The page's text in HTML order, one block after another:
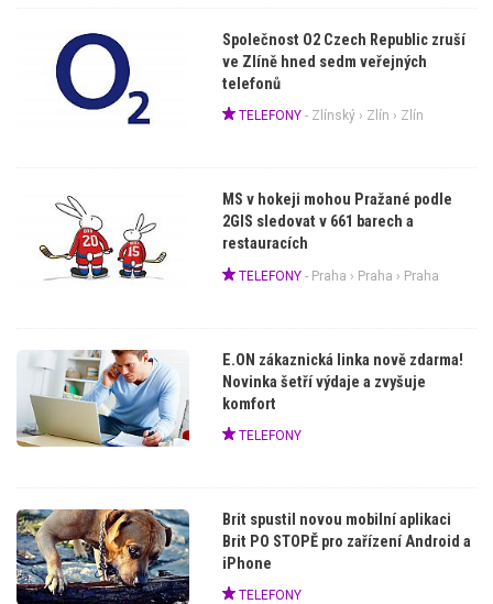
Společnost O2 Czech Republic zruší
ve Zlíně hned sedm veřejných
telefonů
TELEFONY - Zlínský› Zlín › Zlín
MS v hokeji mohou Pražané podle
2GIS sledovat v 661 barech a
restauracích
TELEFONY - Praha › Praha › Praha
E.ON zákaznická linka nově zdarma!
Novinka šetří výdaje a zvyšuje
komfort
TELEFONY
Brit spustil novou mobilní aplikaci
Brit PO STOPĚ pro zařízení Android a
iPhone
TELEFONY